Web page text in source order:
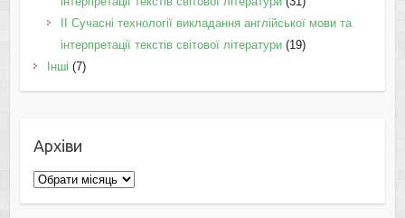
II Cучасні технології викладання англійської мови та
інтерпретації текстів світової літератури(19)
Інші (7)
Архіви
Архіви